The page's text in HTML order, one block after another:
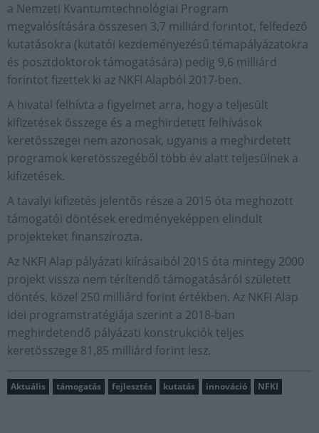
a Nemzeti Kvantumtechnológiai Program
megvalósítására összesen 3,7 milliárd forintot, felfedező
kutatásokra (kutatói kezdeményezésű témapályázatokra
és posztdoktorok támogatására) pedig 9,6 milliárd
forintot fizettek ki az NKFI Alapból 2017-ben.
A hivatal felhívta a figyelmet arra, hogy a teljesült
kifizetések összege és a meghirdetett felhívások
keretösszegei nem azonosak, ugyanis a meghirdetett
programok keretösszegéből több év alatt teljesülnek a
kifizetések.
A tavalyi kifizetés jelentős része a 2015 óta meghozott
támogatói döntések eredményeképpen elindult
projekteket finanszírozta.
Az NKFI Alap pályázati kiírásaiból 2015 óta mintegy 2000
projekt vissza nem térítendő támogatásáról született
döntés, közel 250 milliárd forint értékben. Az NKFI Alap
idei programstratégiája szerint a 2018-ban
meghirdetendő pályázati konstrukciók teljes
keretösszege 81,85 milliárd forint lesz.
Aktuális támogatás fejlesztés kutatás innováció NFKI